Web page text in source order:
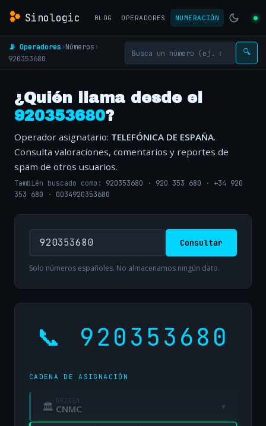
Sinologic BLOG OPERADORES NUMERACIÓN
📡 Operadores›Números›
920353680
🔍
¿Quién llama desde el
920353680?
Operador asignatario: TELEFÓNICA DE ESPAÑA.
Consulta valoraciones, comentarios y reportes de
spam de otros usuarios.
También buscado como: 920353680 · 920 353 680 · +34 920
353 680 · 0034920353680
Consultar
Solo números españoles. No almacenamos ningún dato.
📞 920353680
CADENA DE ASIGNACIÓN
🏛 ORIGEN
CNMC ▾